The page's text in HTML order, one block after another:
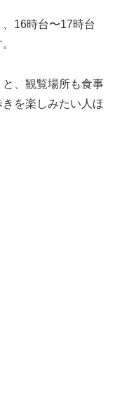
16時台〜17時台
、観覧場所も食事
を楽しみたい人ほ